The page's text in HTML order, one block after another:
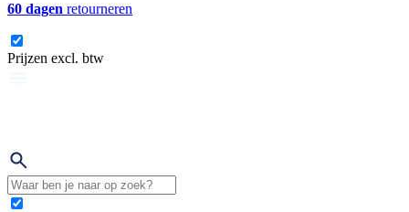
60 dagen retourneren
Prijzen excl. btw